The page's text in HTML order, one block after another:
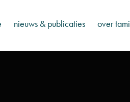
nieuws & publicaties over tami